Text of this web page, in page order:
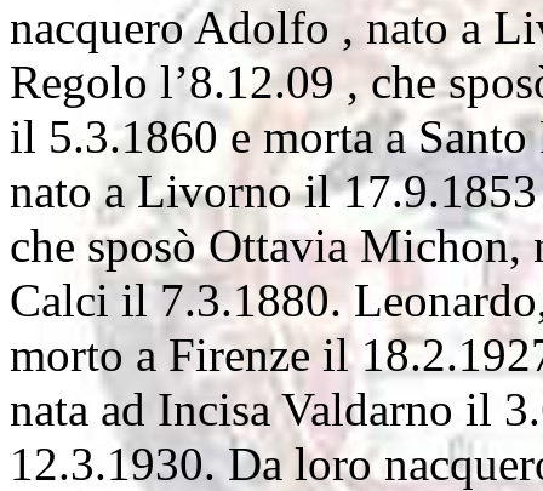
nacquero Adolfo , nato a
Regolo l’8.12.09 , che
il 5.3.1860 e morta a
nato a Livorno il
che sposò Ottavia
Calci il 7.3.1880.
morto a Firenze il
nata ad Incisa Valdarno il
12.3.1930. Da loro